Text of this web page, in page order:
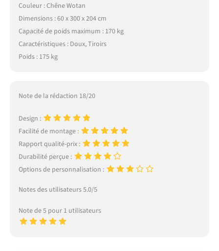
Couleur : Chêne Wotan
Dimensions : 60 x 300 x 204 cm
Capacité de poids maximum : 170 kg
Caractéristiques : Doux, Tiroirs
Poids : 175 kg
Note de la rédaction 18/20
Design :
Facilité de montage :
Rapport qualité-prix :
Durabilité perçue :
Options de personnalisation :
Notes des utilisateurs 5.0/5
Note de 5 pour 1 utilisateurs